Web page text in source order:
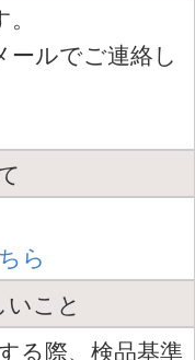
ールでご連絡し
ら
こと
る際、検品基準